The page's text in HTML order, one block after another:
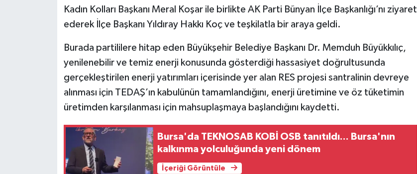
Kadın Kolları Başkanı Meral Koşar ile birlikte AK Parti Bünyan İlçe Başkanlığı’nı ziyaret
ederek İlçe Başkanı Yıldıray Hakkı Koç ve teşkilatla bir araya geldi.
Burada partililere hitap eden Büyükşehir Belediye Başkanı Dr. Memduh Büyükkılıç,
yenilenebilir ve temiz enerji konusunda gösterdiği hassasiyet doğrultusunda
gerçekleştirilen enerji yatırımları içerisinde yer alan RES projesi santralinin devreye
alınması için TEDAŞ’ın kabulünün tamamlandığını, enerji üretimine ve öz tüketimin
üretimden karşılanması için mahsuplaşmaya başlandığını kaydetti.
Bursa'da TEKNOSAB KOBİ OSB tanıtıldı... Bursa'nın
kalkınma yolculuğunda yeni dönem
İçeriği Görüntüle